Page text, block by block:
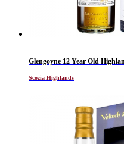
Glengoyne 12 Year Old
Scozia Highlands